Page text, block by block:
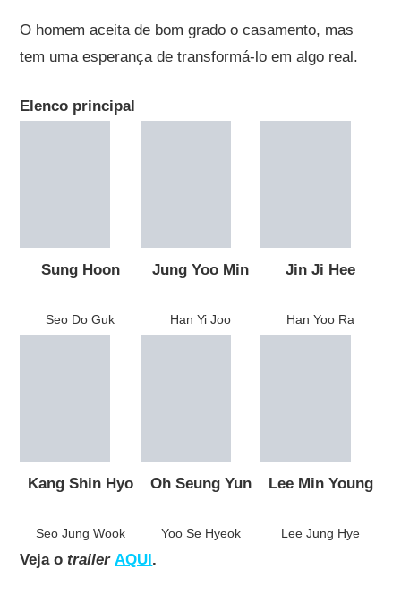
O homem aceita de bom grado o casamento, mas
tem uma esperança de transformá-lo em algo real.
Elenco principal
Sung Hoon
Seo Do Guk
Jung Yoo Min
Han Yi Joo
Jin Ji Hee
Han Yoo Ra
Kang Shin Hyo
Seo Jung Wook
Oh Seung Yun
Yoo Se Hyeok
Lee Min Young
Lee Jung Hye
Veja otrailerAQUI.